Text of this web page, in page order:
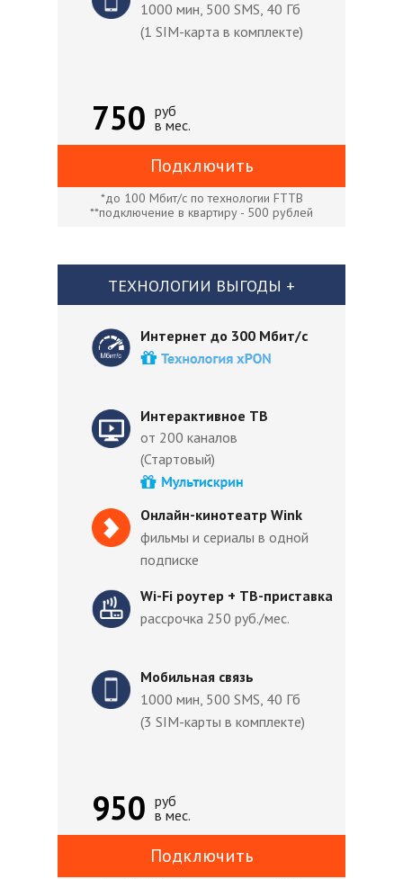
750
Онлайн-кинотеатр Wink
фильмы и сериалы в одной
подписке
Интернет до 300 Мбит/с
Подключить
руб
в мес.
1000 мин, 500 SMS, 40 Гб
(1 SIM-карта в комплекте)
руб
в мес.
*до 100 Мбит/с по технологии FTTB
**подключение в квартиру - 500 рублей
Подключить
Интерактивное ТВ
от 200 каналов
(Стартовый)
950
Мобильная связь
1000 мин, 500 SMS, 40 Гб
(3 SIM-карты в комплекте)
Wi-Fi роутер + ТВ-приставка
рассрочка 250 руб./мес.
ТЕХНОЛОГИИ ВЫГОДЫ +